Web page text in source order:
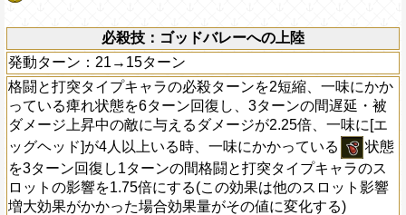
必殺技：ゴッドバレーへの上陸
発動ターン：21→15ターン
格闘と打突タイプキャラの必殺ターンを2短縮、一味にかか
っている痺れ状態を6ターン回復し、3ターンの間遅延・被
ダメージ上昇中の敵に与えるダメージが2.25倍、一味に[エ
ッグヘッド]が4人以上いる時、一味にかかっている
状態
を3ターン回復し1ターンの間格闘と打突タイプキャラのス
ロットの影響を1.75倍にする(この効果は他のスロット影響
増大効果がかかった場合効果量がその値に変化する)